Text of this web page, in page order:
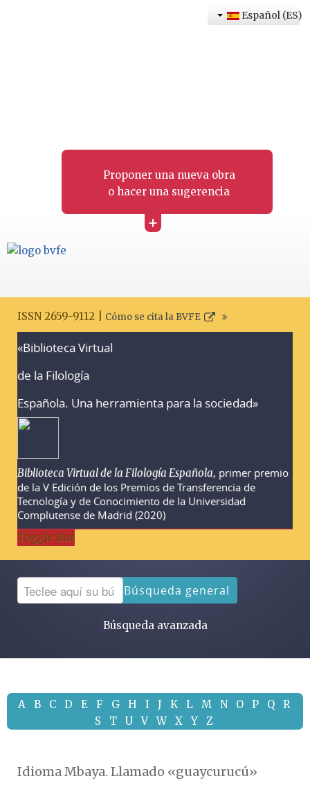
Proponer una nueva obra
o hacer una sugerencia
+
Español (ES)
ISSN 2659-9112 | Cómo se cita la BVFE
«Biblioteca Virtual
de la Filología
Española. Una herramienta para la sociedad»
Biblioteca Virtual de la Filología Española, primer premio
de la V Edición de los Premios de Transferencia de
Tecnología y de Conocimiento de la Universidad
Complutense de Madrid (2020)
Toggle Bar
Búsqueda general
Búsqueda avanzada
A B C D E F G H I J K L M N O P Q
R
S
T U V W X Y Z
Idioma Mbaya. Llamado «guaycurucú»